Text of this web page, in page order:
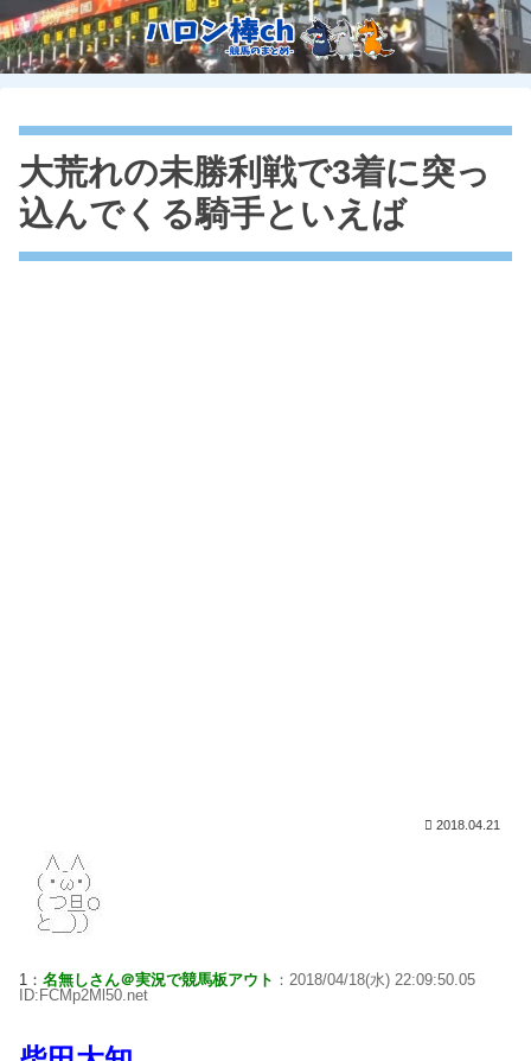
大荒れの未勝利戦で3着に突っ
込んでくる騎手といえば
2018.04.21
1： 名無しさん＠実況で競馬板アウト ：2018/04/18(水) 22:09:50.05
ID:FCMp2Ml50.net